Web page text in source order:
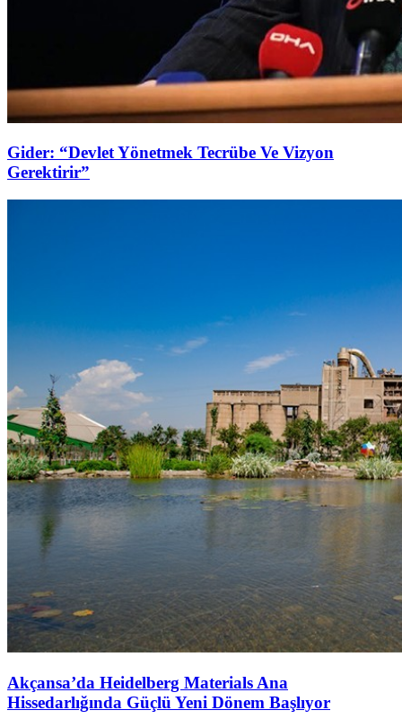
Gider: “Devlet Yönetmek Tecrübe Ve Vizyon
Gerektirir”
Akçansa’da Heidelberg Materials Ana
Hissedarlığında Güçlü Yeni Dönem Başlıyor